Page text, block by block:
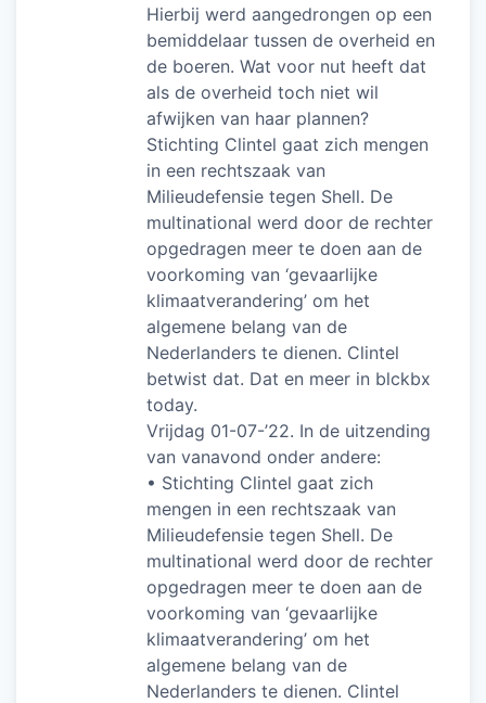
Hierbij werd aangedrongen op een
bemiddelaar tussen de overheid en
de boeren. Wat voor nut heeft dat
als de overheid toch niet wil
afwijken van haar plannen?
Stichting Clintel gaat zich mengen
in een rechtszaak van
Milieudefensie tegen Shell. De
multinational werd door de rechter
opgedragen meer te doen aan de
voorkoming van ‘gevaarlijke
klimaatverandering’ om het
algemene belang van de
Nederlanders te dienen. Clintel
betwist dat. Dat en meer in blckbx
today.
Vrijdag 01-07-’22. In de uitzending
van vanavond onder andere:
• Stichting Clintel gaat zich
mengen in een rechtszaak van
Milieudefensie tegen Shell. De
multinational werd door de rechter
opgedragen meer te doen aan de
voorkoming van ‘gevaarlijke
klimaatverandering’ om het
algemene belang van de
Nederlanders te dienen. Clintel